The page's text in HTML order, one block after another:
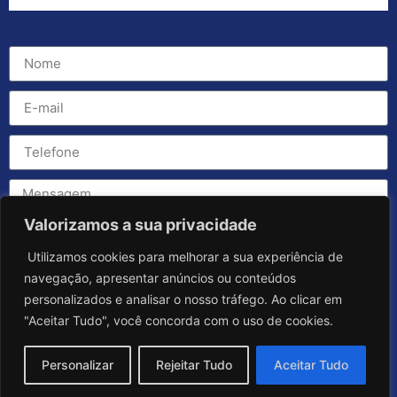
Valorizamos a sua privacidade
Utilizamos cookies para melhorar a sua experiência de
navegação, apresentar anúncios ou conteúdos
personalizados e analisar o nosso tráfego. Ao clicar em
"Aceitar Tudo", você concorda com o uso de cookies.
Personalizar Rejeitar Tudo Aceitar Tudo
Enviar